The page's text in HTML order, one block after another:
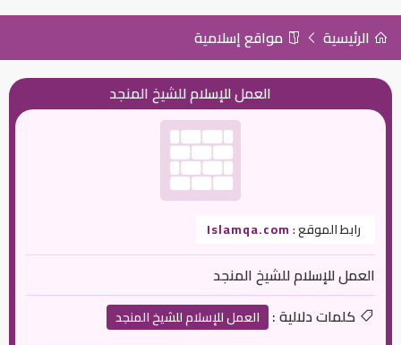
الرئيسية مواقع إسلامية
العمل للإسلام للشيخ المنجد
رابط الموقع :Islamqa.com
العمل للإسلام للشيخ المنجد
كلمات دلالية :
العمل للإسلام للشيخ المنجد